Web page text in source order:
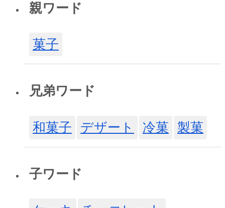
親ワード
菓子
兄弟ワード
和菓子 デザート 冷菓 製菓
子ワード